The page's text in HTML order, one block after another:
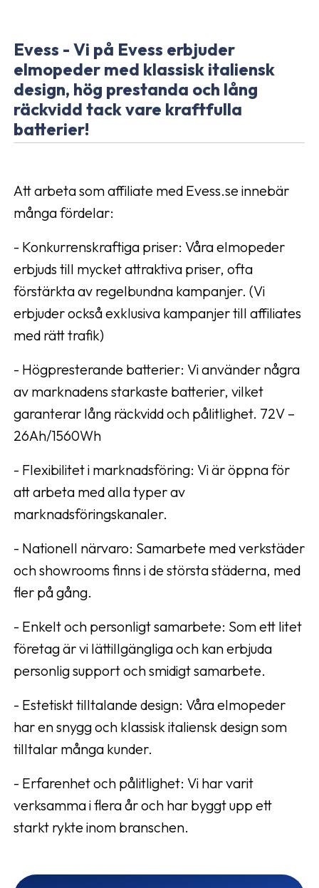
Evess - Vi på Evess erbjuder
elmopeder med klassisk italiensk
design, hög prestanda och lång
räckvidd tack vare kraftfulla
batterier!
Att arbeta som affiliate med Evess.se innebär
många fördelar:
- Konkurrenskraftiga priser: Våra elmopeder
erbjuds till mycket attraktiva priser, ofta
förstärkta av regelbundna kampanjer. (Vi
erbjuder också exklusiva kampanjer till affiliates
med rätt trafik)
- Högpresterande batterier: Vi använder några
av marknadens starkaste batterier, vilket
garanterar lång räckvidd och pålitlighet. 72V –
26Ah/1560Wh
- Flexibilitet i marknadsföring: Vi är öppna för
att arbeta med alla typer av
marknadsföringskanaler.
- Nationell närvaro: Samarbete med verkstäder
och showrooms finns i de största städerna, med
fler på gång.
- Enkelt och personligt samarbete: Som ett litet
företag är vi lättillgängliga och kan erbjuda
personlig support och smidigt samarbete.
- Estetiskt tilltalande design: Våra elmopeder
har en snygg och klassisk italiensk design som
tilltalar många kunder.
- Erfarenhet och pålitlighet: Vi har varit
verksamma i flera år och har byggt upp ett
starkt rykte inom branschen.